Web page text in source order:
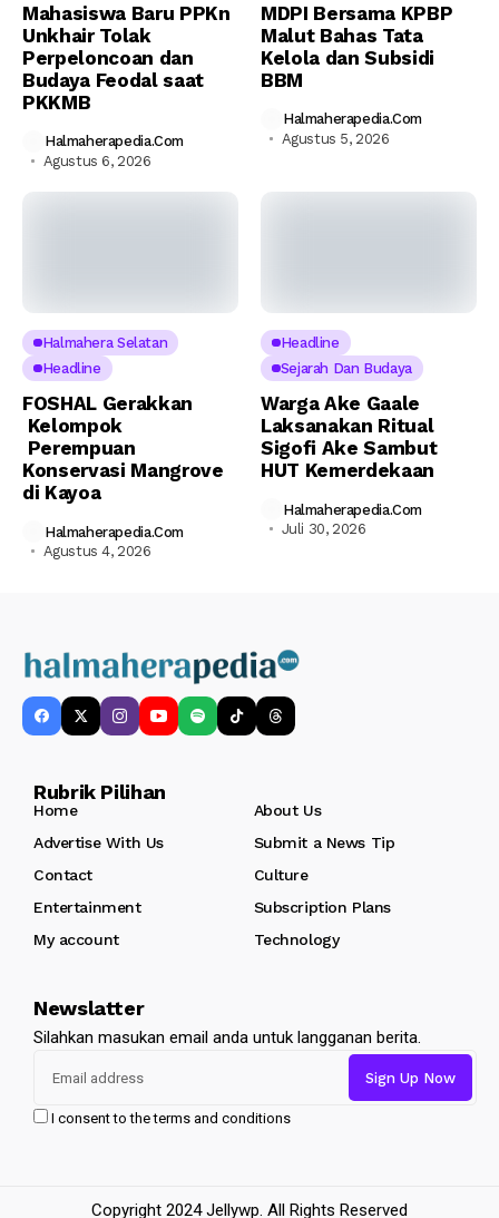
Mahasiswa Baru PPKn
Unkhair Tolak
Perpeloncoan dan
Budaya Feodal saat
PKKMB
Halmaherapedia.com
Agustus 6, 2026
MDPI Bersama KPBP
Malut Bahas Tata
Kelola dan Subsidi
BBM
Halmaherapedia.com
Agustus 5, 2026
Halmahera Selatan
Headline
FOSHAL Gerakkan
Kelompok
Perempuan
Konservasi Mangrove
di Kayoa
Halmaherapedia.com
Agustus 4, 2026
Headline
Sejarah Dan Budaya
Warga Ake Gaale
Laksanakan Ritual
Sigofi Ake Sambut
HUT Kemerdekaan
Halmaherapedia.com
Juli 30, 2026
Rubrik Pilihan
Home
About Us
Advertise With Us
Submit a News Tip
Contact
Culture
Entertainment
Subscription Plans
My account
Technology
Newslatter
Silahkan masukan email anda untuk langganan berita.
I consent to the terms and conditions
Copyright 2024 Jellywp. All Rights Reserved